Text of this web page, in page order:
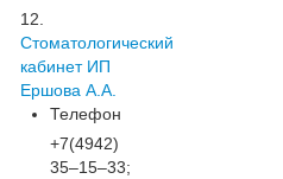
12.
Стоматологический
кабинет ИП
Ершова А.А.
Телефон
+7(4942)
35‒15‒33;